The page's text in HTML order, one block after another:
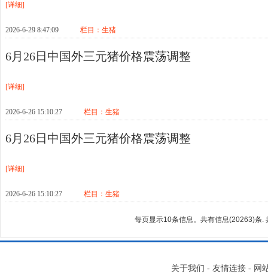
[详细]
2026-6-29 8:47:09 栏目： 生猪
6月26日中国外三元猪价格震荡调整
[详细]
2026-6-26 15:10:27 栏目： 生猪
6月26日中国外三元猪价格震荡调整
[详细]
2026-6-26 15:10:27 栏目： 生猪
每页显示10条信息。共有信息(20263)条.
关于我们 - 友情连接 - 网